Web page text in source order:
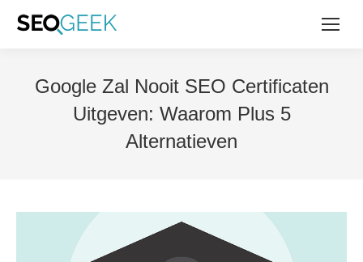
Google Zal Nooit SEO Certificaten
Uitgeven: Waarom Plus 5
Alternatieven